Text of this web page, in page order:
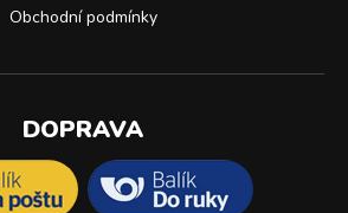
Obchodní podmínky
DOPRAVA